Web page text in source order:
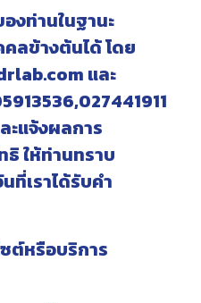
งท่านในฐานะ
ลข้างต้นได้ โดย
และ
ะแจ้งผลการ
ให้ท่านทราบ
ที่เราได้รับคำ
ต์หรือบริการ